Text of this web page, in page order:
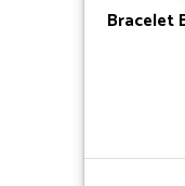
Bracelet